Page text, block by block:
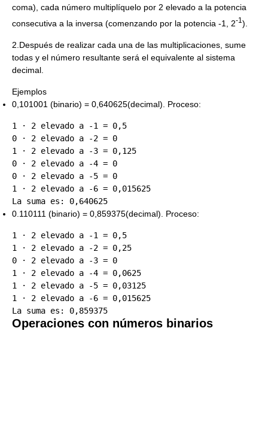
coma), cada número multiplíquelo por 2 elevado a la potencia
consecutiva a la inversa (comenzando por la potencia -1, 2-1 ).
2.Después de realizar cada una de las multiplicaciones, sume
todas y el número resultante será el equivalente al sistema
decimal.
Ejemplos
0,101001 (binario) = 0,640625(decimal). Proceso:
1 · 2 elevado a -1 = 0,5
0 · 2 elevado a -2 = 0
1 · 2 elevado a -3 = 0,125
0 · 2 elevado a -4 = 0
0 · 2 elevado a -5 = 0
1 · 2 elevado a -6 = 0,015625
0.110111 (binario) = 0,859375(decimal). Proceso:
1 · 2 elevado a -1 = 0,5
1 · 2 elevado a -2 = 0,25
0 · 2 elevado a -3 = 0
1 · 2 elevado a -4 = 0,0625
1 · 2 elevado a -5 = 0,03125
1 · 2 elevado a -6 = 0,015625
Operaciones con números binarios